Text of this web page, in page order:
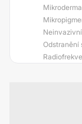
Odstranění